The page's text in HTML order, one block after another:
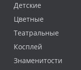
Детские
Цветные
Театральные
Косплей
Знаменитости